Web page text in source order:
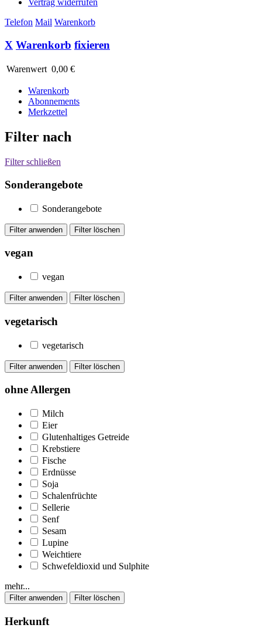
Vertrag widerrufen
Telefon Mail Warenkorb
X Warenkorb fixieren
Warenwert 0,00 €
Warenkorb
Abonnements
Merkzettel
Filter nach
Filter schließen
Sonderangebote
Sonderangebote
vegan
vegan
vegetarisch
vegetarisch
ohne Allergen
Milch
Eier
Glutenhaltiges Getreide
Krebstiere
Fische
Erdnüsse
Soja
Schalenfrüchte
Sellerie
Senf
Sesam
Lupine
Weichtiere
Schwefeldioxid und Sulphite
mehr...
Herkunft